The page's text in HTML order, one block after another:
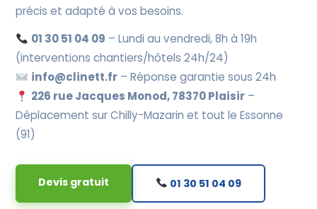
précis et adapté à vos besoins.
01 30 51 04 09 – Lundi au vendredi, 8h à 19h
(interventions chantiers/hôtels 24h/24)
info@clinett.fr– Réponse garantie sous 24h
226 rue Jacques Monod, 78370 Plaisir–
Déplacement sur Chilly-Mazarin et tout le Essonne
(91)
Devis gratuit 01 30 51 04 09